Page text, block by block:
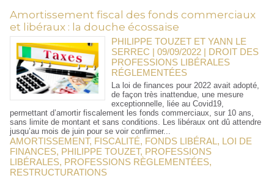
Amortissement fiscal des fonds commerciaux
et libéraux : la douche écossaise
PHILIPPE TOUZET ET YANN LE
SERREC | 09/09/2022 | DROIT DES
PROFESSIONS LIBÉRALES
RÉGLEMENTÉES
La loi de finances pour 2022 avait adopté,
de façon très inattendue, une mesure
exceptionnelle, liée au Covid19,
permettant d’amortir fiscalement les fonds commerciaux, sur 10 ans,
sans limite de montant et sans conditions. Les libéraux ont dû attendre
jusqu’au mois de juin pour se voir confirmer...
AMORTISSEMENT, FISCALITÉ, FONDS LIBÉRAL , LOI DE
FINANCES, PHILIPPE TOUZET, PROFESSIONS
LIBÉRALES, PROFESSIONS RÈGLEMENTÉES,
RESTRUCTURATIONS